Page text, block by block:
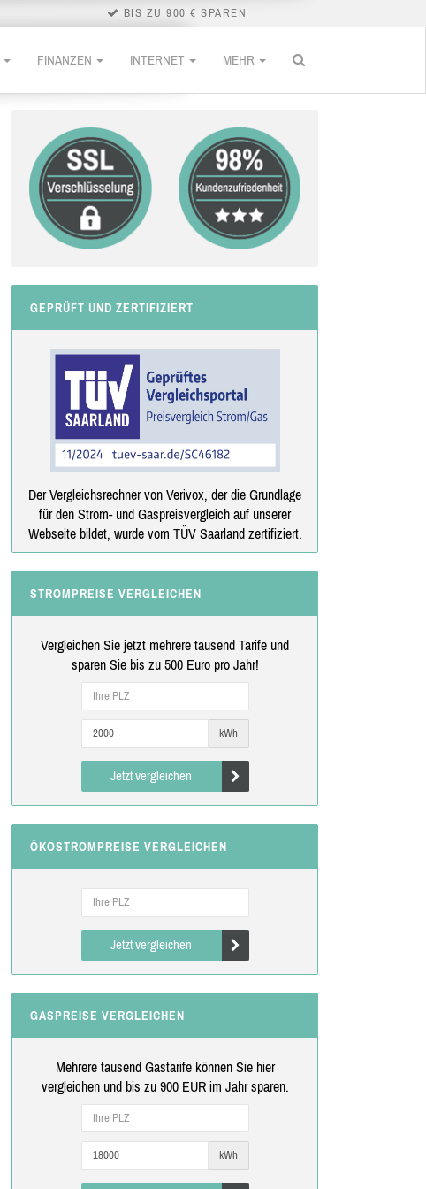
BIS ZU 900 € SPAREN
FINANZEN INTERNET MEHR
GEPRÜFT UND ZERTIFIZIERT
Der Vergleichsrechner von Verivox, der die Grundlage
für den Strom- und Gaspreisvergleich auf unserer
Webseite bildet, wurde vom TÜV Saarland zertifiziert.
STROMPREISE VERGLEICHEN
Vergleichen Sie jetzt mehrere tausend Tarife und
sparen Sie bis zu 500 Euro pro Jahr!
kWh
Jetzt vergleichen
ÖKOSTROMPREISE VERGLEICHEN
Jetzt vergleichen
GASPREISE VERGLEICHEN
Mehrere tausend Gastarife können Sie hier
vergleichen und bis zu 900 EUR im Jahr sparen.
kWh